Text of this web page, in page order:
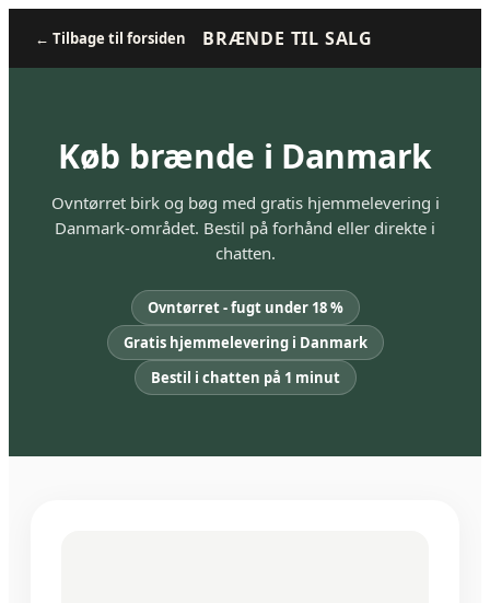
← Tilbage til forsiden BRÆNDE TIL SALG
Køb brænde i Danmark
Ovntørret birk og bøg med gratis hjemmelevering i
Danmark-området. Bestil på forhånd eller direkte i
chatten.
Ovntørret - fugt under 18 %
Gratis hjemmelevering i Danmark
Bestil i chatten på 1 minut